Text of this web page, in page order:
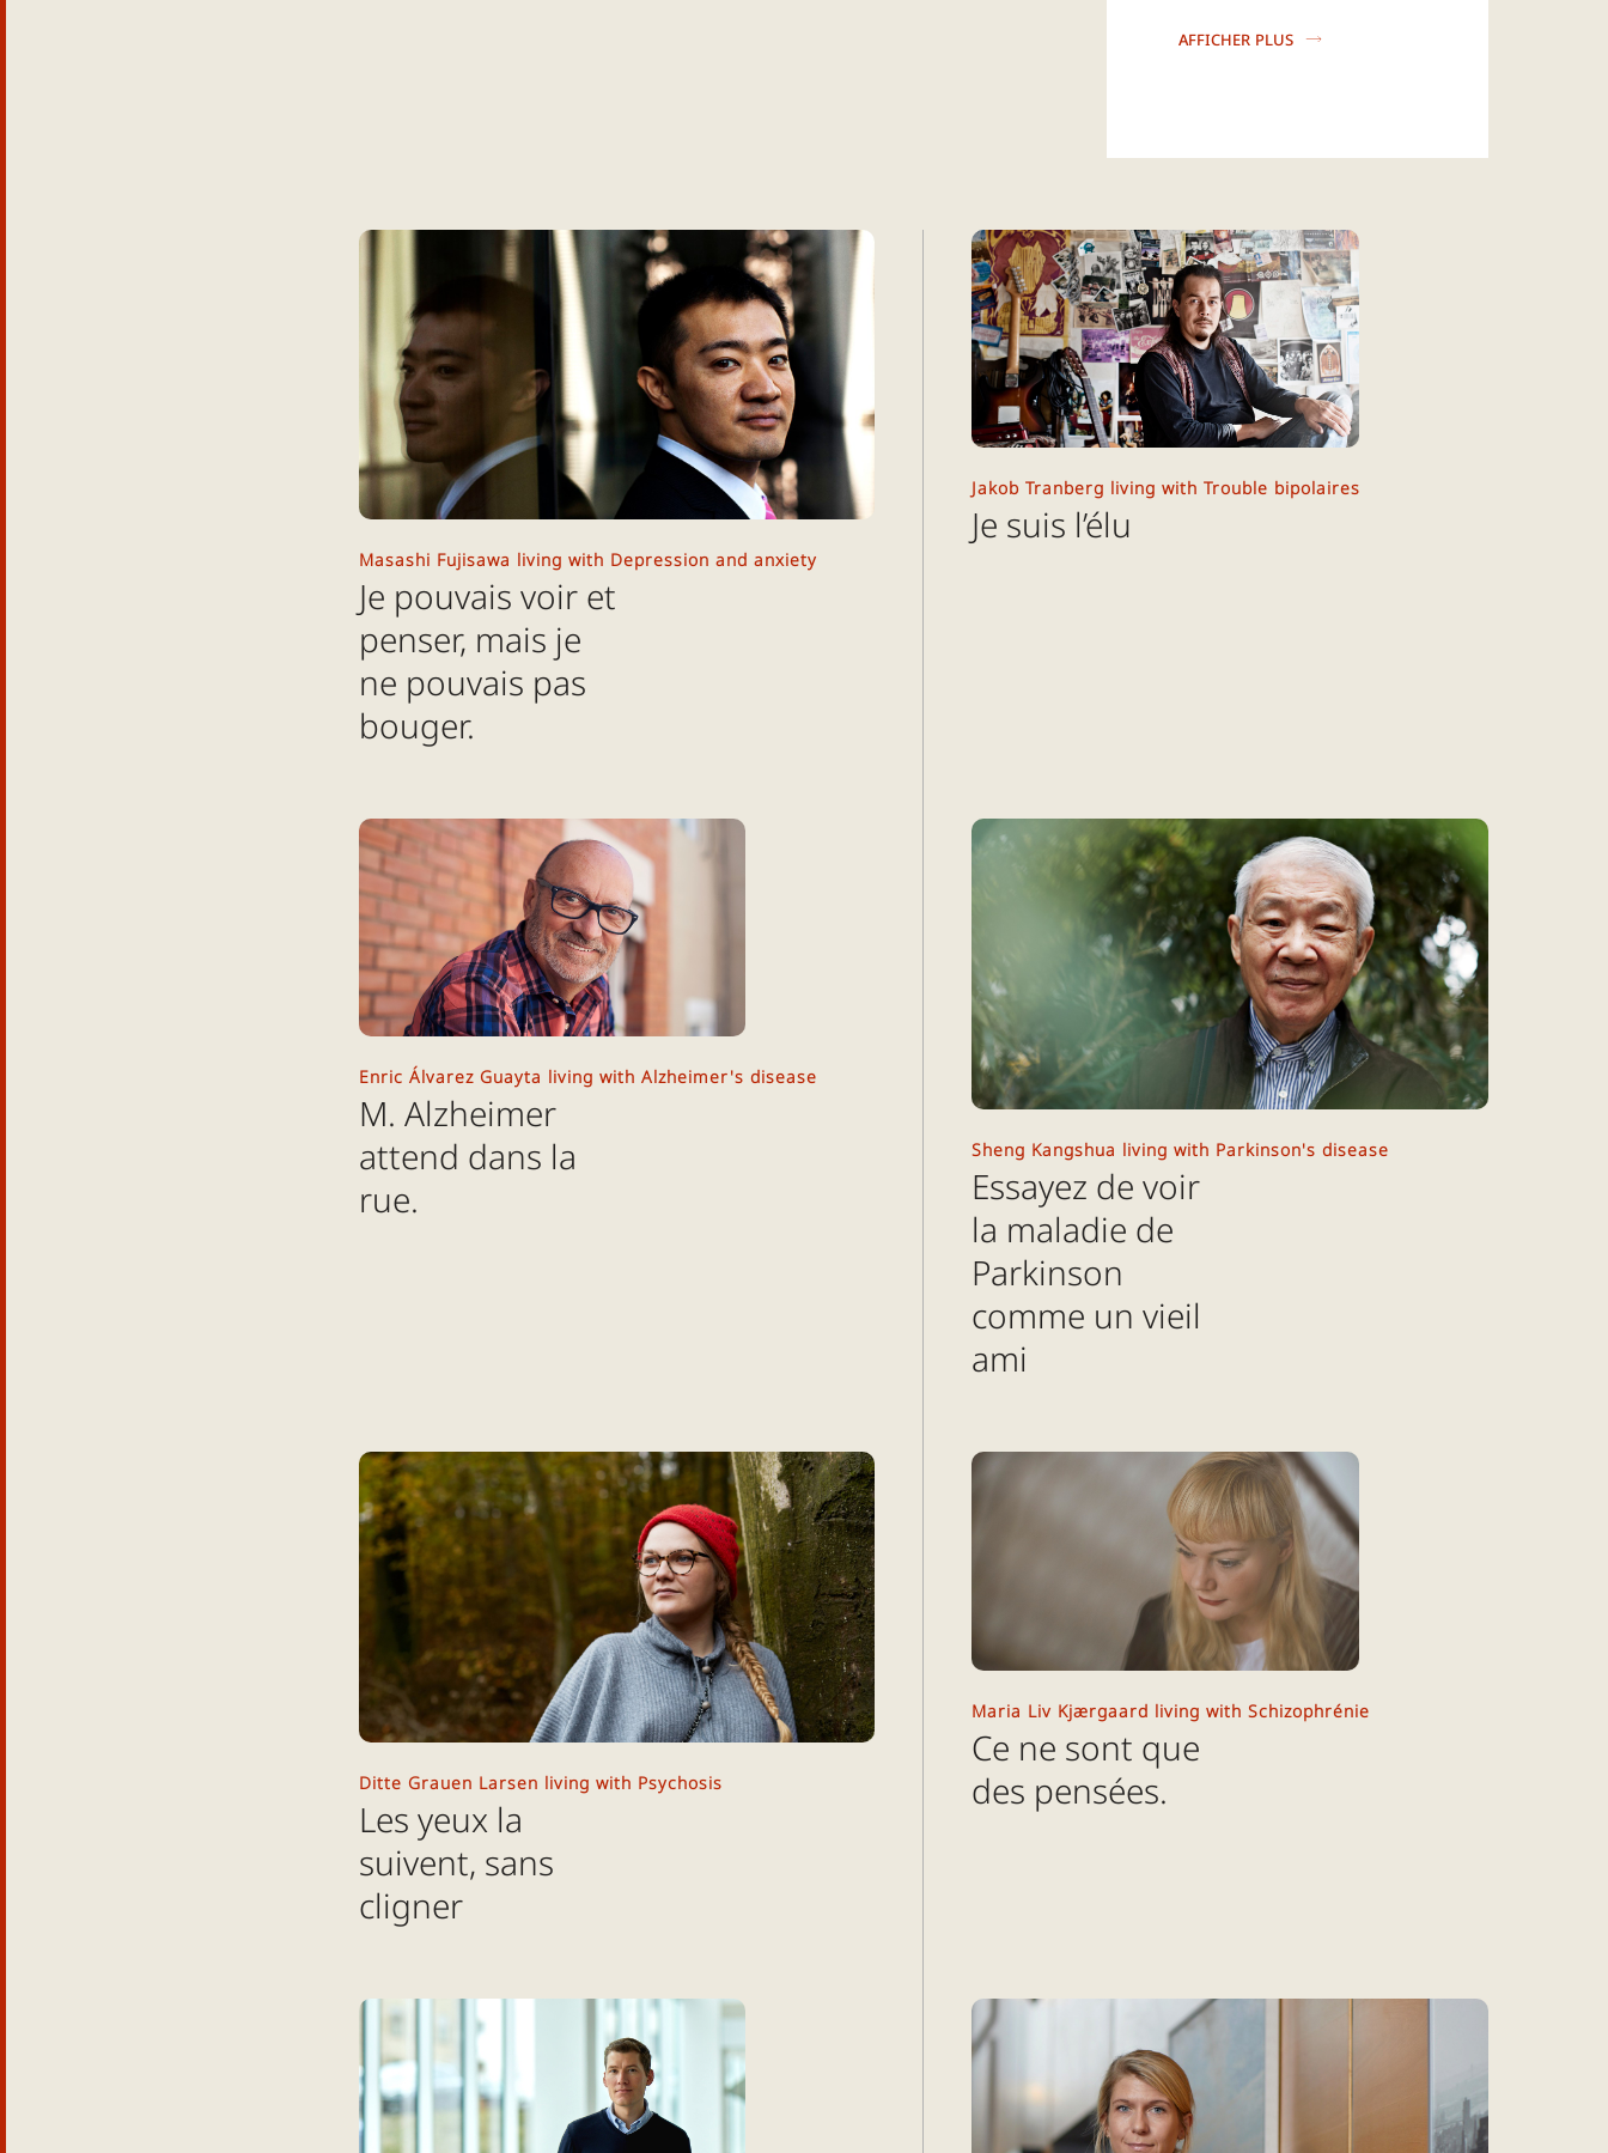
Afficher plus
Masashi Fujisawa living with Depression and anxiety
Je pouvais voir et
penser, mais je
ne pouvais pas
bouger.
Jakob Tranberg living with Trouble bipolaires
Je suis l’élu
Enric Álvarez Guayta living with Alzheimer's disease
M. Alzheimer
attend dans la
rue.
Sheng Kangshua living with Parkinson's disease
Essayez de voir
la maladie de
Parkinson
comme un vieil
ami
Ditte Grauen Larsen living with Psychosis
Les yeux la
suivent, sans
cligner
Maria Liv Kjærgaard living with Schizophrénie
Ce ne sont que
des pensées.